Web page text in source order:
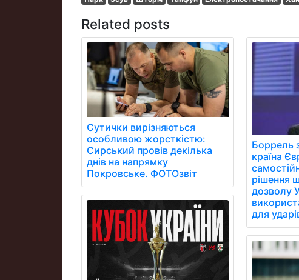
Related posts
Сутички вирізняються
особливою жорсткістю:
Сирський провів декілька
днів на напрямку
Покровське. ФОТОзвіт
Боррель
країна
рішення
дозволу
для